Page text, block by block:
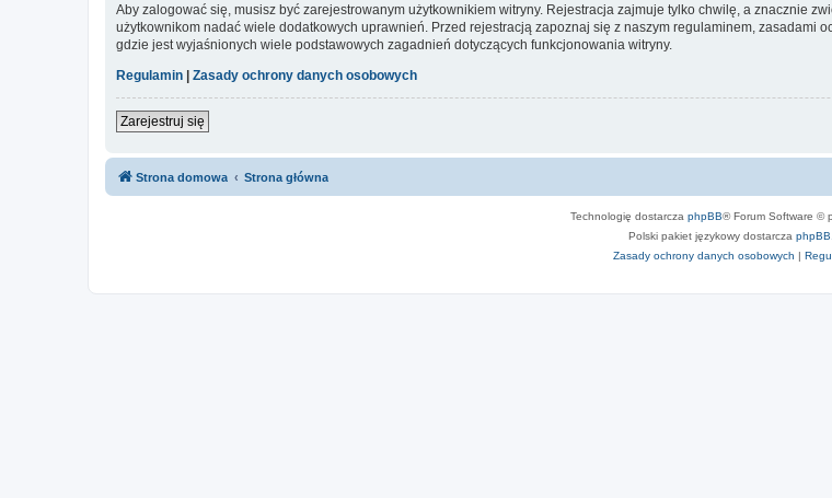
Aby zalogować się, musisz być zarejestrowanym użytkownikiem witryny. Rejestracja zajmuje tylko chwilę, a znacznie
użytkownikom nadać wiele dodatkowych uprawnień. Przed rejestracją zapoznaj się z naszym regulaminem, zasadami
gdzie jest wyjaśnionych wiele podstawowych zagadnień dotyczących funkcjonowania witryny.
Regulamin | Zasady ochrony danych osobowych
Zarejestruj się
Strona domowa Strona główna
Technologię dostarcza phpBB® Forum Software ©
Polski pakiet językowy dostarcza
Zasady ochrony danych osobowych |